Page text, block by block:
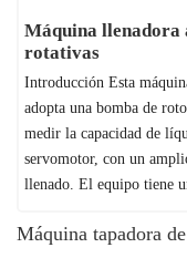
Máquina llenadora
rotativas
Introducción Esta
adopta una bomba de
medir la capacidad de
servomotor, con un
llenado. El equipo tiene
Máquina tapadora